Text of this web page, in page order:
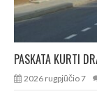
2026 rugpjūčio 7